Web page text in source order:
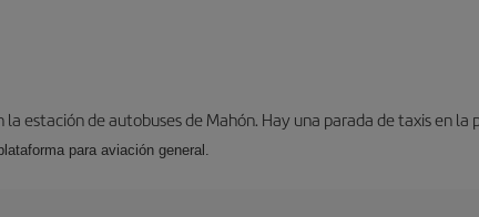
estación de autobuses de Mahón. Hay una parada de taxis en
para aviación general.